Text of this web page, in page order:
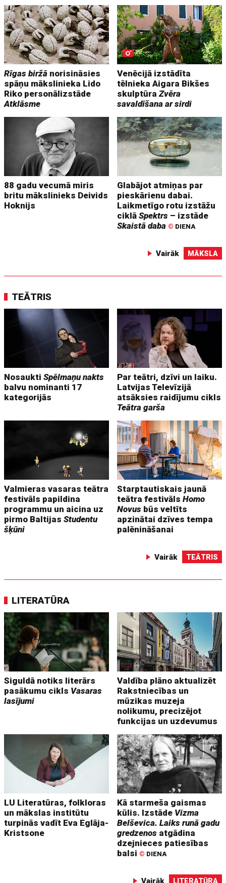
Rīgas biržā norisināsies
spāņu mākslinieka Lido
Riko personālizstāde
Atklāsme
Venēcijā izstādīta
tēlnieka Aigara Bikšes
skulptūraZvēra
savaldīšana ar sirdi
88 gadu vecumā miris
britu mākslinieks Deivids
Hoknijs
Glabājot atmiņas par
pieskārienu dabai.
Laikmetīgo rotu izstāžu
ciklāSpektrs – izstāde
Skaistā daba © DIENA
Vairāk MĀKSLA
TEĀTRIS
NosauktiSpēlmaņu nakts
balvu nominanti 17
kategorijās
Par teātri, dzīvi un laiku.
Latvijas Televīzijā
atsāksies raidījumu cikls
Teātra garša
Valmieras vasaras teātra
festivāls papildina
programmu un aicina uz
pirmo BaltijasStudentu
šķūni
Starptautiskais jaunā
teātra festivālsHomo
Novus būs veltīts
apzinātai dzīves tempa
palēnināšanai
Vairāk TEĀTRIS
LITERATŪRA
Siguldā notiks literārs
pasākumu cikls Vasaras
lasījumi
Valdība plāno aktualizēt
Rakstniecības un
mūzikas muzeja
nolikumu, precizējot
funkcijas un uzdevumus
LU Literatūras, folkloras
un mākslas institūtu
turpinās vadīt Eva Eglāja-
Kristsone
Kā starmeša gaismas
kūlis. Izstāde Vizma
Belševica. Laiks runā gadu
gredzenos atgādina
dzejnieces patiesības
balsi © DIENA
Vairāk LITERATŪRA